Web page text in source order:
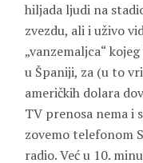
hiljada ljudi na
zvezdu, ali i uživo
„vanzemaljca“
u Španiji, za (u to
američkih dolara
TV prenosa nema i
zovemo telefonom
radio. Već u 10.